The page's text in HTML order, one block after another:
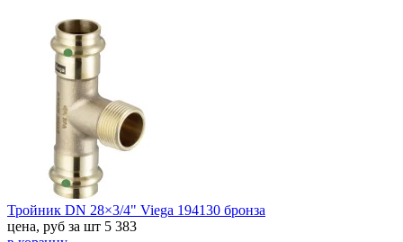
Тройник DN 28×3/4" Viega 194130 бронза
цена, руб за шт 5 383